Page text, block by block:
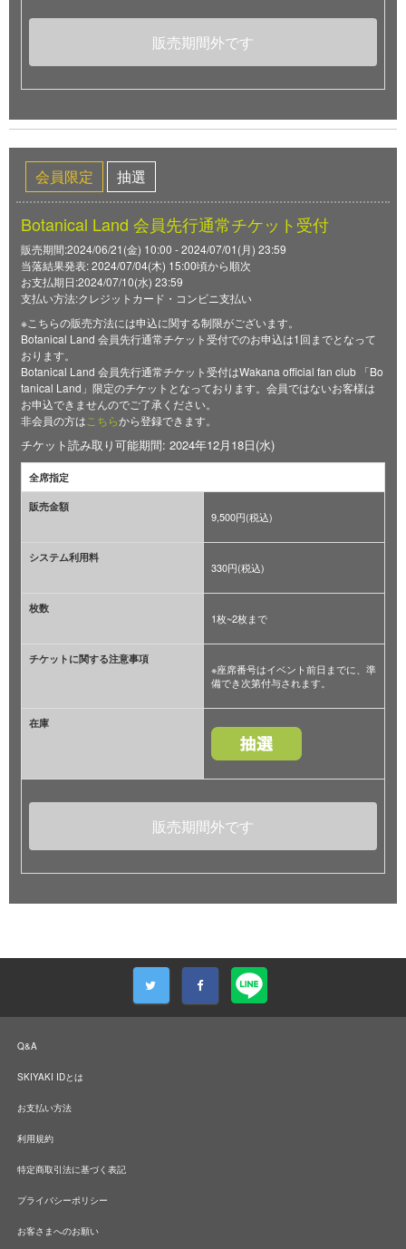
販売期間外です
会員限定 抽選
Botanical Land 会員先行通常チケット受付
販売期間:2024/06/21(金) 10:00 - 2024/07/01(月) 23:59
当落結果発表: 2024/07/04(木) 15:00頃から順次
お支払期日:2024/07/10(水) 23:59
支払い方法:クレジットカード・コンビニ支払い
※こちらの販売方法には申込に関する制限がございます。
Botanical Land 会員先行通常チケット受付でのお申込は1回までとなって
おります。
Botanical Land 会員先行通常チケット受付はWakana official fan club 「Bo
tanical Land」限定のチケットとなっております。会員ではないお客様は
お申込できませんのでご了承ください。
非会員の方は こちらから登録できます。
チケット読み取り可能期間: 2024年12月18日(水)
全席指定
販売金額
9,500円(税込)
システム利用料
330円(税込)
枚数
1枚~2枚まで
チケットに関する注意事項
※座席番号はイベント前日までに、準
備でき次第付与されます。
在庫
販売期間外です
Q&A
SKIYAKI IDとは
お支払い方法
利用規約
特定商取引法に基づく表記
プライバシーポリシー
お客さまへのお願い